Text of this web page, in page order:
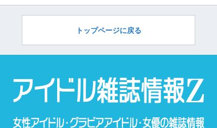
トップページに戻る